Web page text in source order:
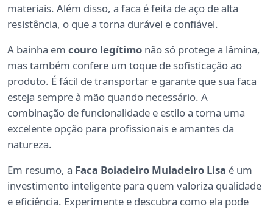
materiais. Além disso, a faca é feita de aço de alta
resistência, o que a torna durável e confiável.
A bainha em couro legítimo não só protege a lâmina,
mas também confere um toque de sofisticação ao
produto. É fácil de transportar e garante que sua faca
esteja sempre à mão quando necessário. A
combinação de funcionalidade e estilo a torna uma
excelente opção para profissionais e amantes da
natureza.
Em resumo, a Faca Boiadeiro Muladeiro Lisa é um
investimento inteligente para quem valoriza qualidade
e eficiência. Experimente e descubra como ela pode